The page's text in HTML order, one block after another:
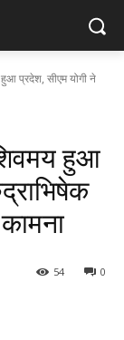
हुआ प्रदेश, सीएम योगी ने
हुआ
0
54